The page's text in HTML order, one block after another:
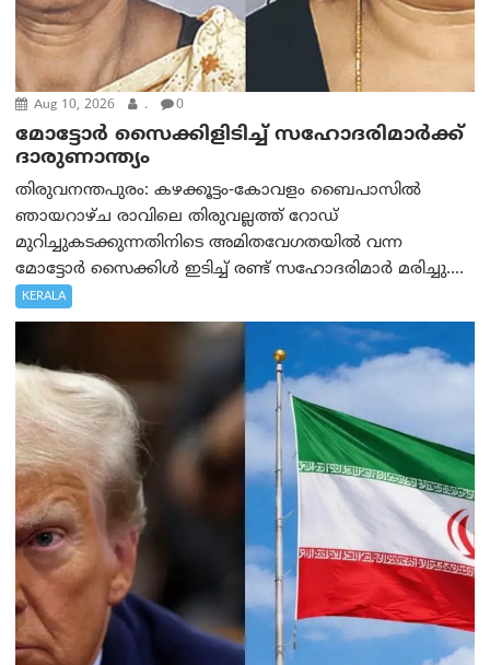
Aug 10, 2026 . 0
മോട്ടോര്‍ സൈക്കിളിടിച്ച് സഹോദരിമാര്‍ക്ക്
ദാരുണാന്ത്യം
തിരുവനന്തപുരം: കഴക്കൂട്ടം-കോവളം ബൈപാസിൽ
ഞായറാഴ്ച രാവിലെ തിരുവല്ലത്ത് റോഡ്
മുറിച്ചുകടക്കുന്നതിനിടെ അമിതവേഗതയിൽ വന്ന
മോട്ടോർ സൈക്കിൾ ഇടിച്ച് രണ്ട് സഹോദരിമാർ മരിച്ചു....
KERALA